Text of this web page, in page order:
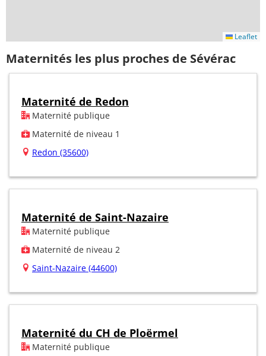
Leaflet
Maternités les plus proches de Sévérac
Maternité de Redon
Maternité publique
Maternité de niveau 1
Redon (35600)
Maternité de Saint-Nazaire
Maternité publique
Maternité de niveau 2
Saint-Nazaire (44600)
Maternité du CH de Ploërmel
Maternité publique